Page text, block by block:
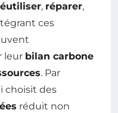
, réparer,
ces
leur bilan carbone
. Par
choisit des
réduit non